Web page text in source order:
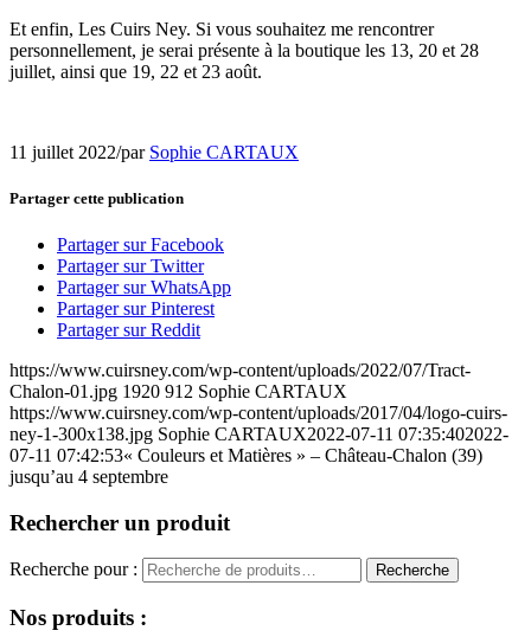
Et enfin, Les Cuirs Ney. Si vous souhaitez me rencontrer
personnellement, je serai présente à la boutique les 13, 20 et 28
juillet, ainsi que 19, 22 et 23 août.
11 juillet 2022/par Sophie CARTAUX
Partager cette publication
Partager sur Facebook
Partager sur Twitter
Partager sur WhatsApp
Partager sur Pinterest
Partager sur Reddit
https://www.cuirsney.com/wp-content/uploads/2022/07/Tract-
Chalon-01.jpg 1920 912 Sophie CARTAUX
https://www.cuirsney.com/wp-content/uploads/2017/04/logo-cuirs-
ney-1-300x138.jpg Sophie CARTAUX2022-07-11 07:35:402022-
07-11 07:42:53« Couleurs et Matières » – Château-Chalon (39)
jusqu’au 4 septembre
Rechercher un produit
Recherche pour : Recherche
Nos produits :